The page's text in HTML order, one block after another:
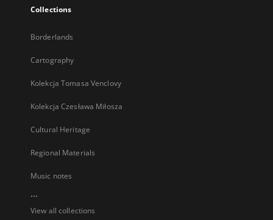
Collections
Borderlands
Cartography
Kolekcja Tomasa Venclovy
Kolekcja Czesława Miłosza
Cultural Heritage
Regional Materials
Music notes
...
View all collections